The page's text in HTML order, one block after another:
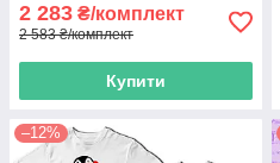
2 283 ₴/комплект
2 583 ₴/комплект
Купити
–12%